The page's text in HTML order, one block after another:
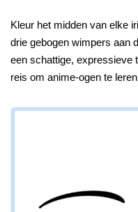
Kleur het midden van elke
drie gebogen wimpers aan
een schattige, expressieve
reis om anime-ogen te